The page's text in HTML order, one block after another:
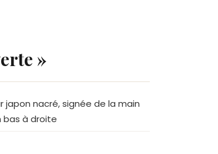
»
japon nacré, signée de la main
bas à droite